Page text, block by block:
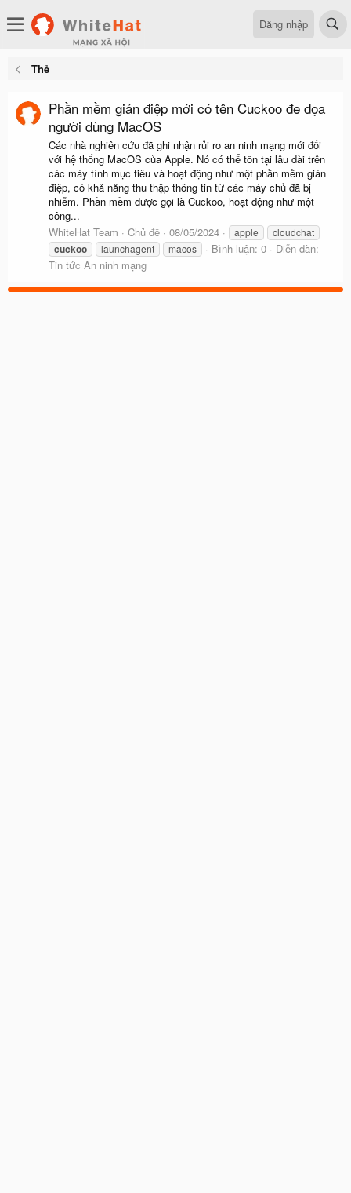
Đăng nhập
Thẻ
Phần mềm gián điệp mới có tên Cuckoo đe dọa
người dùng MacOS
Các nhà nghiên cứu đã ghi nhận rủi ro an ninh mạng mới đối
với hệ thống MacOS của Apple. Nó có thể tồn tại lâu dài trên
các máy tính mục tiêu và hoạt động như một phần mềm gián
điệp, có khả năng thu thập thông tin từ các máy chủ đã bị
nhiễm. Phần mềm được gọi là Cuckoo, hoạt động như một
công...
WhiteHat Team
Chủ đề 08/05/2024 apple cloudchat
cuckoo launchagent macos Bình luận: 0
Diễn đàn:
Tin tức An ninh mạng